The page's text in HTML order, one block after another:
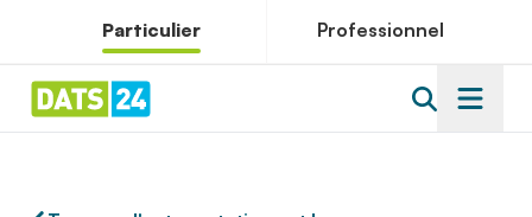
Particulier Professionnel